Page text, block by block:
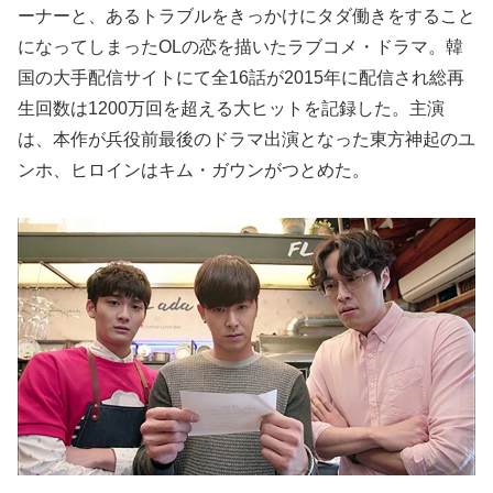
ーナーと、あるトラブルをきっかけにタダ働きをすること
になってしまったOLの恋を描いたラブコメ・ドラマ。韓
国の大手配信サイトにて全16話が2015年に配信され総再
生回数は1200万回を超える大ヒットを記録した。主演
は、本作が兵役前最後のドラマ出演となった東方神起のユ
ンホ、ヒロインはキム・ガウンがつとめた。